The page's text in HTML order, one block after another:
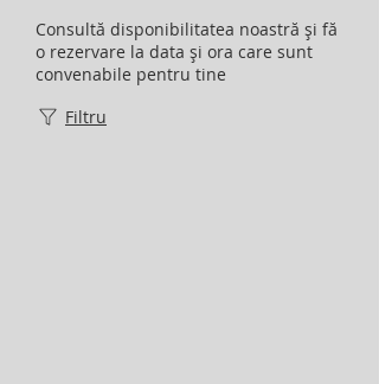
Consultă disponibilitatea noastră și fă
o rezervare la data și ora care sunt
convenabile pentru tine
Filtru